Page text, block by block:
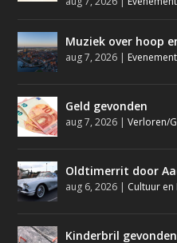
Muziek over hoop
aug 7, 2026 |
Geld gevonden
aug 7, 2026 |Verloren/
Oldtimerrit door
aug 6, 2026 | Cultuur
Kinderbril